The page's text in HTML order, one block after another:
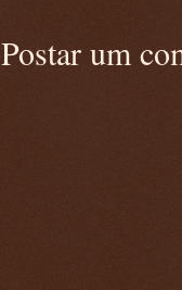
Postar um